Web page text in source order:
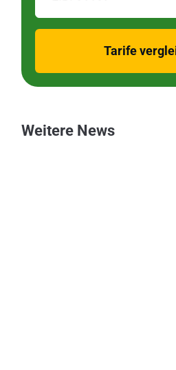
Tarife
Weitere News